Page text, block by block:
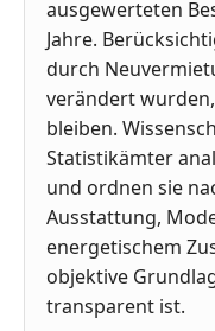
ausgewerteten
Jahre.
durch
verändert
bleiben.
Statistikämter
und ordnen sie
Ausstattung,
energetischem
objektive
transparent ist.